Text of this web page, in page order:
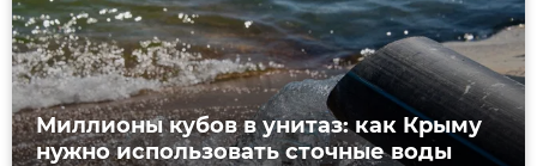
Миллионы кубов в унитаз: как Крыму
нужно использовать сточные воды